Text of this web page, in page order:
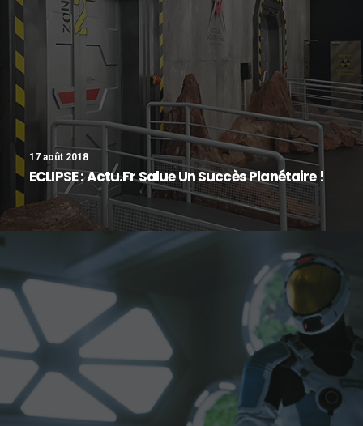
17 août 2018
ECLIPSE : Actu.fr Salue Un Succès Planétaire !